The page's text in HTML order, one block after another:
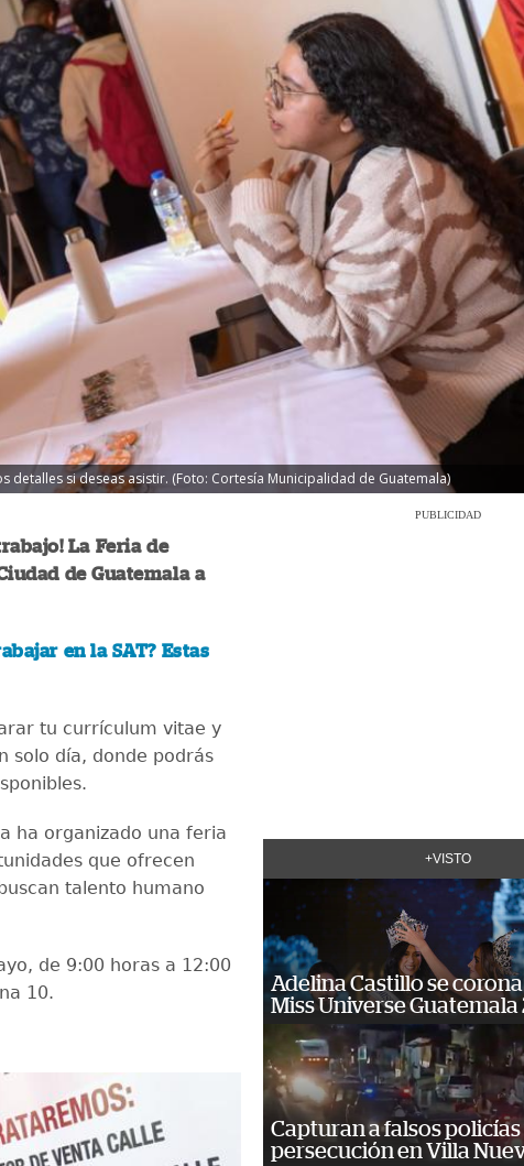
si deseas asistir. (Foto: Cortesía Municipalidad de Guatemala)
La Feria de
de Guatemala a
en la SAT? Estas
tu currículum vitae y
solo día, donde podrás
ha organizado una feria
que ofrecen
talento humano
de 9:00 horas a 12:00
10.
PUBLICIDAD
+VISTO
Adelina Castillo se
Miss Universe Guatemala
Capturan a falsos
persecución en Villa